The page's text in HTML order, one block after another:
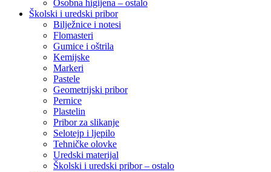
Osobna higijena – ostalo
Školski i uredski pribor
Bilježnice i notesi
Flomasteri
Gumice i oštrila
Kemijske
Markeri
Pastele
Geometrijski pribor
Pernice
Plastelin
Pribor za slikanje
Selotejp i ljepilo
Tehničke olovke
Uredski materijal
Školski i uredski pribor – ostalo